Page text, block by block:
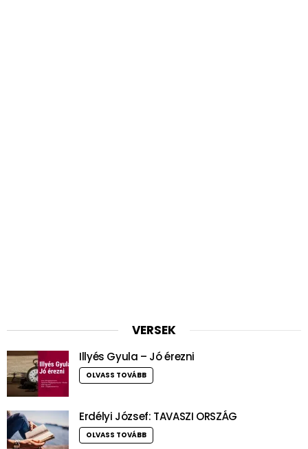
VERSEK
Illyés Gyula – Jó érezni
OLVASS TOVÁBB
Erdélyi József: TAVASZI ORSZÁG
OLVASS TOVÁBB